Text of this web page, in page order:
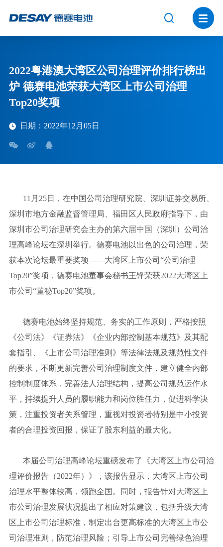
2022粤港澳大湾区公司治理评价排行榜出
炉 德赛电池荣获大湾区上市公司治理
Top20奖项
日期：2022年12月05日
11月25日，在中国公司治理研究院、深圳证券交易所、
深圳市地方金融监督管理局、福田区人民政府指导下，由
深圳市公司治理研究会主办的第六届中国（深圳）公司治
理高峰论坛在深圳举行。德赛电池以出色的公司治理，荣
获本次论坛最重要奖项——大湾区上市公司“公司治理
Top20”奖项，德赛电池董事会秘书王锋荣获2022大湾区上
市公司“董秘Top20”奖项。
德赛电池始终坚持规范、务实的工作原则，严格按照
《公司法》《证券法》《企业内部控制基本规范》及其配
套指引、《上市公司治理准则》等法律法规及规范性文件
的要求，不断更新完善公司治理制度文件，建立健全内部
控制制度体系，完善法人治理结构，提高公司规范运作水
平，持续提升人员的履职能力和岗位胜任力，促进科学决
策，注重投资者关系管理，重视对投资者特别是中小投资
者的合理投资回报，保证了股东利益的最大化。
本届公司治理高峰论坛重磅发布了《大湾区上市公司治
理评价报告（2022年）》，该报告显示，大湾区上市公司
治理水平整体较高，领跑全国。同时，报告针对大湾区上
市公司治理发展状况提出了相应对策建议，包括升级大湾
区上市公司治理标准，制定出台更高标准的大湾区上市公
司治理准则，防范治理风险；引导上市公司完善绿色治理